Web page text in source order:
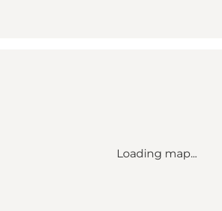
Loading map...